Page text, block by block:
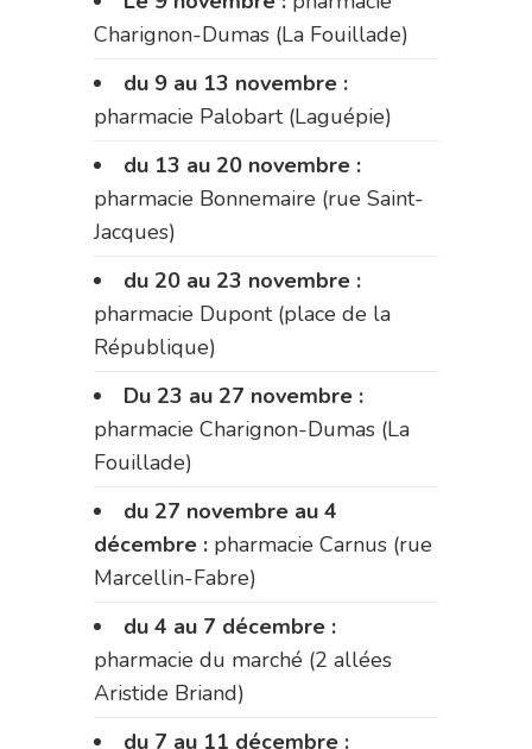
Charignon-Dumas (La Fouillade)
du 9 au 13 novembre :
pharmacie Palobart (Laguépie)
du 13 au 20 novembre :
pharmacie Bonnemaire (rue Saint-
Jacques)
du 20 au 23 novembre :
pharmacie Dupont (place de la
République)
Du 23 au 27 novembre :
pharmacie Charignon-Dumas (La
Fouillade)
du 27 novembre au 4
décembre : pharmacie Carnus (rue
Marcellin-Fabre)
du 4 au 7 décembre :
pharmacie du marché (2 allées
Aristide Briand)
du 7 au 11 décembre :